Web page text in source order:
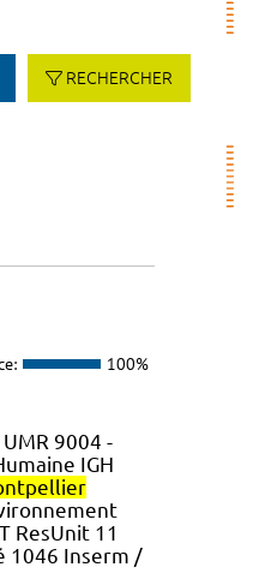
RECHERCHER
100%
9004 -
IGH
ResUnit 11
1046 Inserm /